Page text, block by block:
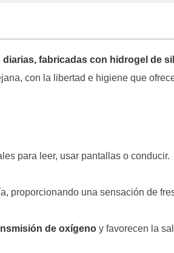
diarias, fabricadas con hidrogel de
con la libertad e higiene que
para leer, usar pantallas o conducir.
proporcionando una sensación de
de oxígeno y favorecen la